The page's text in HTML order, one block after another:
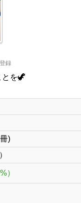
録
を🦖
)
）